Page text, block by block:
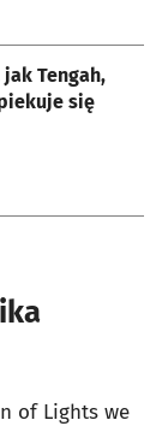
Tengah,
się
of Lights we